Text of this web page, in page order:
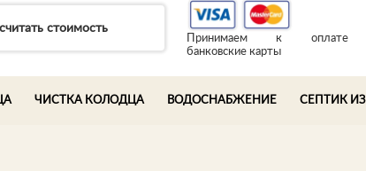
стоимость
Принимаем к оплате
банковские карты
ЧИСТКА КОЛОДЦА ВОДОСНАБЖЕНИЕ СЕПТИК